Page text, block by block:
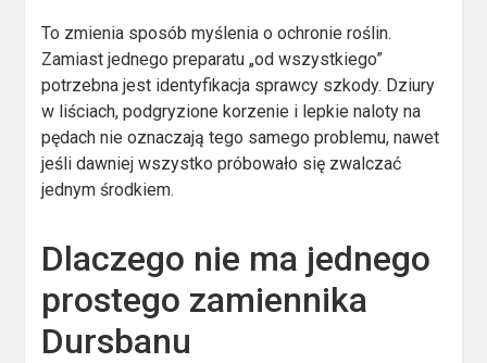
To zmienia sposób myślenia o ochronie roślin.
Zamiast jednego preparatu „od wszystkiego”
potrzebna jest identyfikacja sprawcy szkody. Dziury
w liściach, podgryzione korzenie i lepkie naloty na
pędach nie oznaczają tego samego problemu, nawet
jeśli dawniej wszystko próbowało się zwalczać
jednym środkiem.
Dlaczego nie ma jednego
prostego zamiennika
Dursbanu